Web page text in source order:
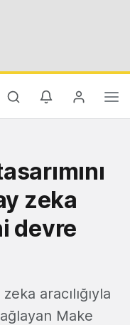
zeka
devre
aracılığıyla
Make